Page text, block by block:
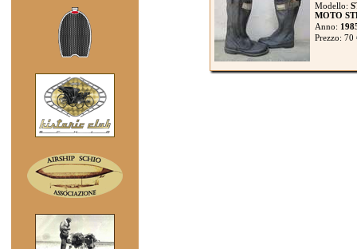
Modello:
MOTO
Anno:
Prezzo: 70